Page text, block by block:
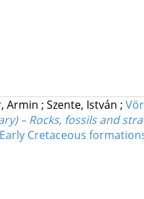
Armin ; Szente, István ;
– Rocks, fossils and
Cretaceous